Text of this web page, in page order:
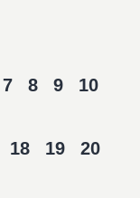
7 8 9 10
18 19 20